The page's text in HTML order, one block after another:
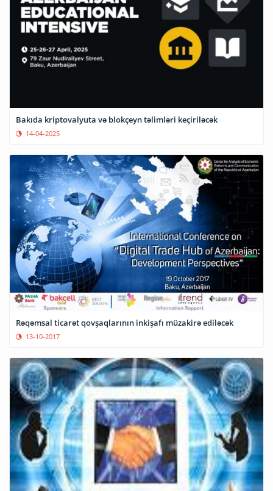
Bakıda kriptovalyuta və blokçeyn təlimləri keçiriləcək
14-04-2025
Rəqəmsal ticarət qovşaqlarının inkişafı müzakirə ediləcək
13-10-2017